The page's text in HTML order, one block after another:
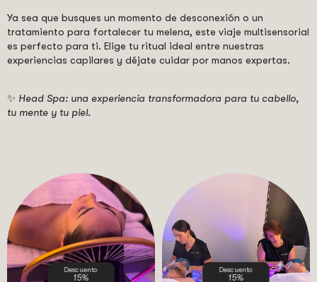
Ya sea que busques un momento de desconexión o un
tratamiento para fortalecer tu melena, este viaje multisensorial
es perfecto para ti. Elige tu ritual ideal entre nuestras
experiencias capilares y déjate cuidar por manos expertas.
✨ Head Spa: una experiencia transformadora para tu cabello,
tu mente y tu piel.
Descuento
15%
Descuento
15%